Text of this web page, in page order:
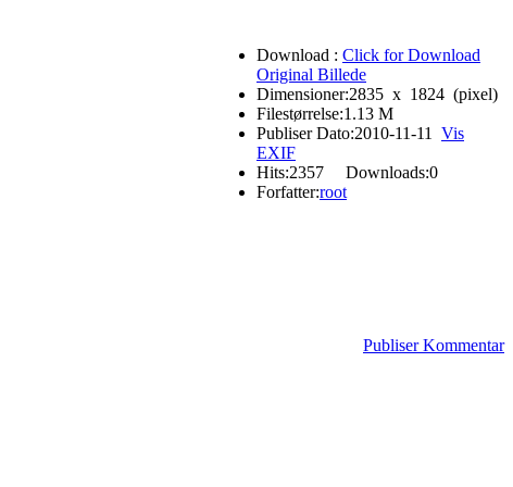
Download : Click for Download
Original Billede
Dimensioner:2835 x 1824 (pixel)
Filestørrelse:1.13 M
Publiser Dato:2010-11-11 Vis
EXIF
Hits:2357 Downloads:0
Forfatter:root
Publiser Kommentar